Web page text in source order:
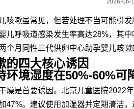
2026-06-
咳嗽虽常见，但若处理不当可能引
儿呼吸道感染发生率高达28%，其
个月同性三代供卵中心助孕婴儿咳嗽
的四大核心诱因
环境湿度在50%-60%可
燥是首要诱因。北京儿童医院2022
47%。建议使用加湿器并定期清洁，